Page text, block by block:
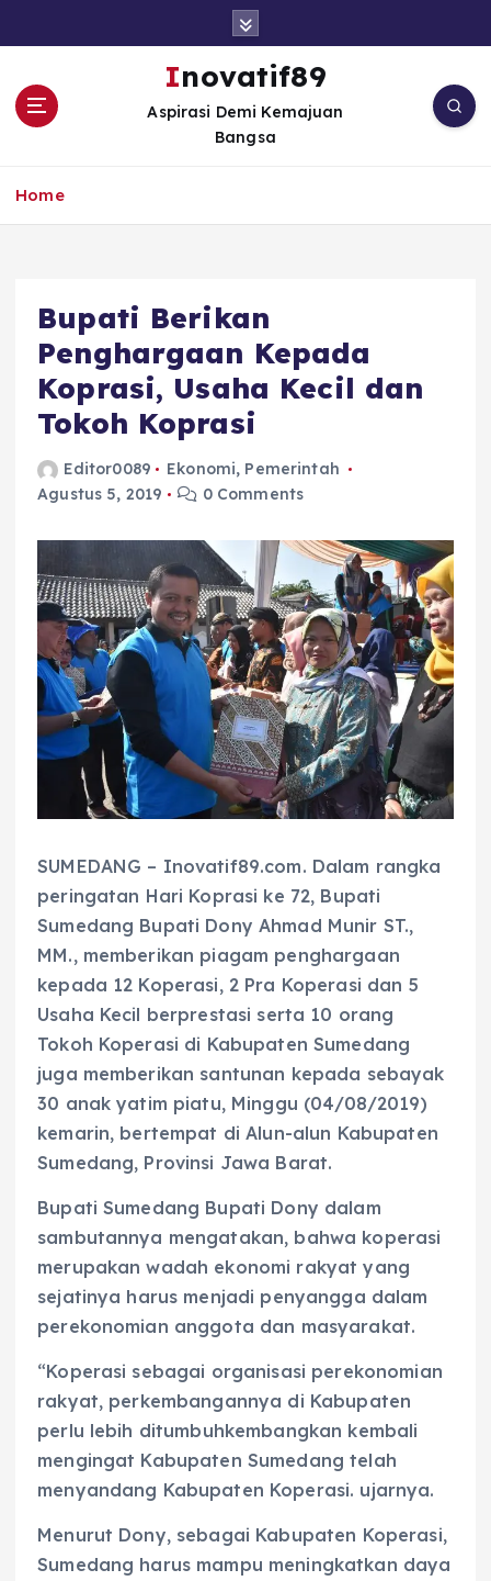
Inovatif89
Aspirasi Demi Kemajuan
Bangsa
Home
Bupati Berikan
Penghargaan Kepada
Koprasi, Usaha Kecil dan
Tokoh Koprasi
Editor0089 Ekonomi, Pemerintah
Agustus 5, 2019
0 Comments
SUMEDANG – Inovatif89.com. Dalam rangka
peringatan Hari Koprasi ke 72, Bupati
Sumedang Bupati Dony Ahmad Munir ST.,
MM., memberikan piagam penghargaan
kepada 12 Koperasi, 2 Pra Koperasi dan 5
Usaha Kecil berprestasi serta 10 orang
Tokoh Koperasi di Kabupaten Sumedang
juga memberikan santunan kepada sebayak
30 anak yatim piatu, Minggu (04/08/2019)
kemarin, bertempat di Alun-alun Kabupaten
Sumedang, Provinsi Jawa Barat.
Bupati Sumedang Bupati Dony dalam
sambutannya mengatakan, bahwa koperasi
merupakan wadah ekonomi rakyat yang
sejatinya harus menjadi penyangga dalam
perekonomian anggota dan masyarakat.
“Koperasi sebagai organisasi perekonomian
rakyat, perkembangannya di Kabupaten
perlu lebih ditumbuhkembangkan kembali
mengingat Kabupaten Sumedang telah
menyandang Kabupaten Koperasi. ujarnya.
Menurut Dony, sebagai Kabupaten Koperasi,
Sumedang harus mampu meningkatkan daya